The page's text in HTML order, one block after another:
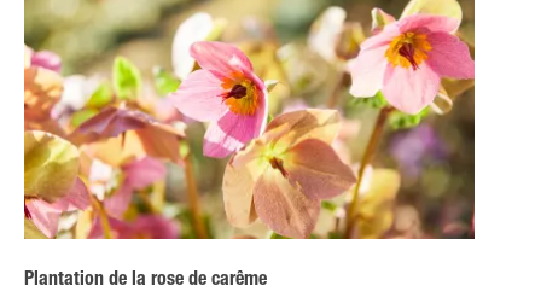
Plantation de la rose de carême